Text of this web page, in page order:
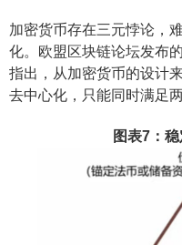
加密货币存在三元悖论，
化。欧盟区块链论坛发布
指出，从加密货币的设计
去中心化，只能同时满足
图表7：